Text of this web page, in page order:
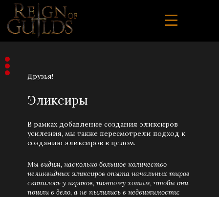
Друзья!
Эликсиры
В рамках добавление создания эликсиров
усиления, мы также пересмотрели подход к
созданию эликсиров в целом.
Мы видим, насколько большое количество
неликвидных эликсиров опыта начальных тиров
скопилось у игроков, поэтому хотим, чтобы они
пошли в дело, а не пылились в недвижимости: